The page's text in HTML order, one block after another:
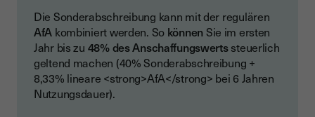
Die Sonderabschreibung kann mit der regulären
AfA kombiniert werden. So könnenSie im ersten
Jahr bis zu 48% des Anschaffungswertssteuerlich
geltend machen (40% Sonderabschreibung +
8,33% lineare <strong>AfA</strong> bei 6 Jahren
Nutzungsdauer).